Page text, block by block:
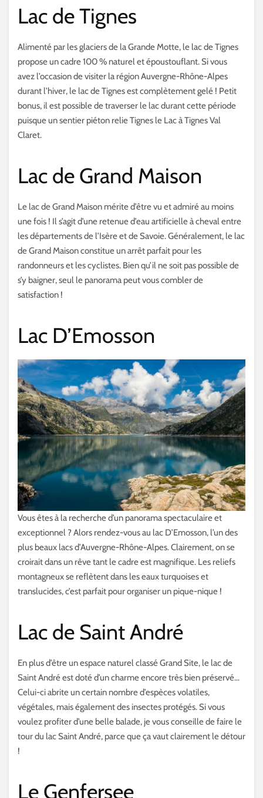
Lac de Tignes
Alimenté par les glaciers de la Grande Motte, le lac de Tignes
propose un cadre 100 % naturel et époustouflant. Si vous
avez l’occasion de visiter la région Auvergne-Rhône-Alpes
durant l’hiver, le lac de Tignes est complètement gelé ! Petit
bonus, il est possible de traverser le lac durant cette période
puisque un sentier piéton relie Tignes le Lac à Tignes Val
Claret.
Lac de Grand Maison
Le lac de Grand Maison mérite d’être vu et admiré au moins
une fois ! Il s’agit d’une retenue d’eau artificielle à cheval entre
les départements de l’Isère et de Savoie. Généralement, le lac
de Grand Maison constitue un arrêt parfait pour les
randonneurs et les cyclistes. Bien qu’il ne soit pas possible de
s’y baigner, seul le panorama peut vous combler de
satisfaction !
Lac D’Emosson
Vous êtes à la recherche d’un panorama spectaculaire et
exceptionnel ? Alors rendez-vous au lac D’Emosson, l’un des
plus beaux lacs d’Auvergne-Rhône-Alpes. Clairement, on se
croirait dans un rêve tant le cadre est magnifique. Les reliefs
montagneux se reflètent dans les eaux turquoises et
translucides, c’est parfait pour organiser un pique-nique !
Lac de Saint André
En plus d’être un espace naturel classé Grand Site, le lac de
Saint André est doté d’un charme encore très bien préservé…
Celui-ci abrite un certain nombre d’espèces volatiles,
végétales, mais également des insectes protégés. Si vous
voulez profiter d’une belle balade, je vous conseille de faire le
tour du lac Saint André, parce que ça vaut clairement le détour
!
Le Genfersee